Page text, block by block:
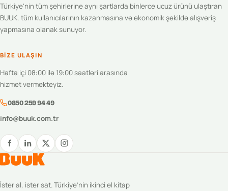
Türkiye'nin tüm şehirlerine aynı şartlarda binlerce ucuz ürünü ulaştıran
BUUK, tüm kullanıcılarının kazanmasına ve ekonomik şekilde alışveriş
yapmasına olanak sunuyor.
BIZE ULAŞIN
Hafta içi 08:00 ile 19:00 saatleri arasında
hizmet vermekteyiz.
0850 259 94 49
info@buuk.com.tr
İster al, ister sat. Türkiye’nin ikinci el kitap